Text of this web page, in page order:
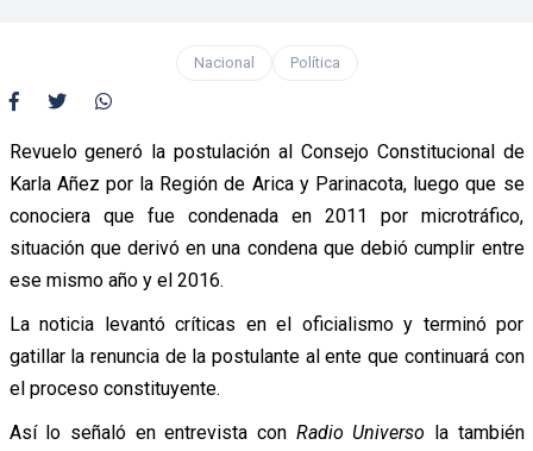
Nacional Política
Revuelo generó la postulación al Consejo Constitucional de
Karla Añez por la Región de Arica y Parinacota, luego que se
conociera que fue condenada en 2011 por microtráfico,
situación que derivó en una condena que debió cumplir entre
ese mismo año y el 2016.
La noticia levantó críticas en el oficialismo y terminó por
gatillar la renuncia de la postulante al ente que continuará con
el proceso constituyente.
Así lo señaló en entrevista con Radio Universo la también